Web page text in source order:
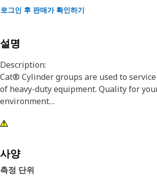
로그인 후 판매가 확인하기
설명
Description:
Cat® Cylinder groups are used to
of heavy-duty equipment. Quality for
environment
Application:
systems. Consult your owner's manual or
Cat Dealer for more information.
사양
측정 단위